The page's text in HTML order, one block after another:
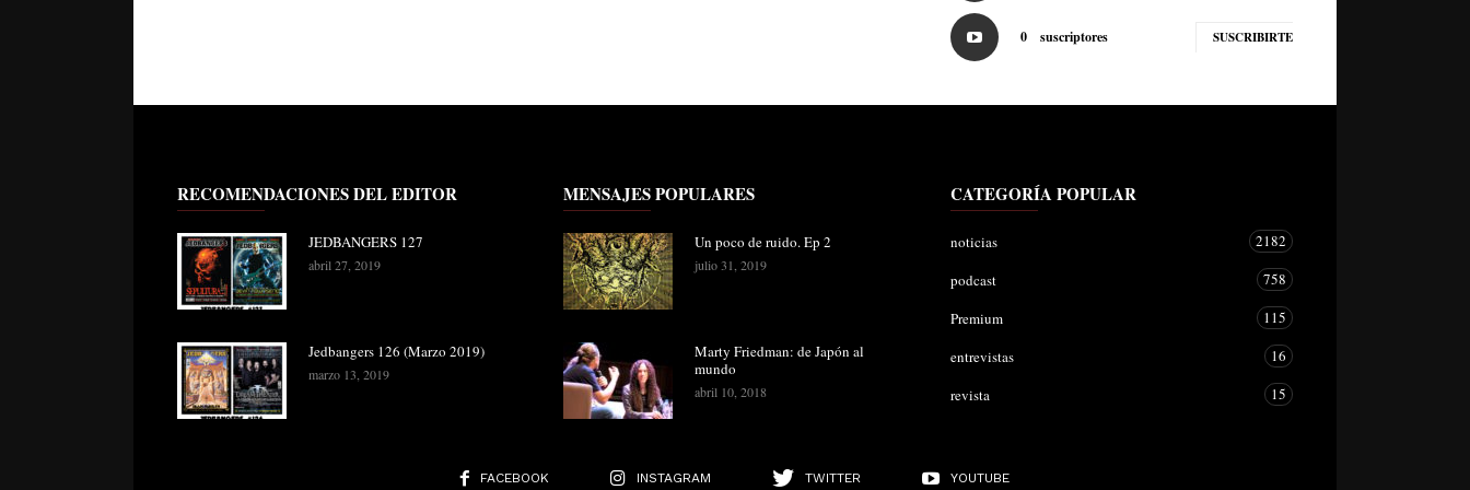
0 suscriptores SUSCRIBIRTE
RECOMENDACIONES DEL EDITOR
JEDBANGERS 127
abril 27, 2019
Jedbangers 126 (Marzo 2019)
marzo 13, 2019
MENSAJES POPULARES
Un poco de ruido. Ep 2
julio 31, 2019
Marty Friedman: de Japón al
mundo
abril 10, 2018
CATEGORÍA POPULAR
noticias
2182
podcast
758
Premium
115
entrevistas
16
revista
15
FACEBOOK INSTAGRAM TWITTER YOUTUBE